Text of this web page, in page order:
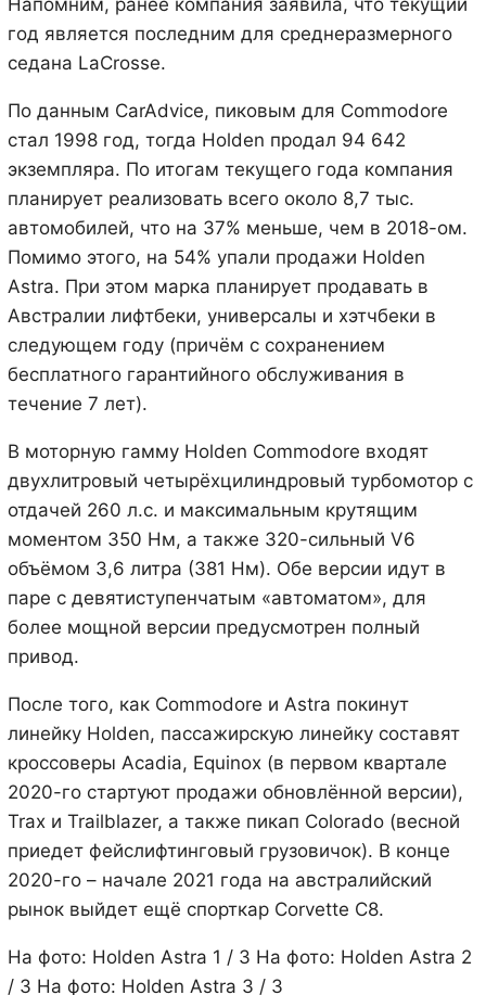
Напомним, ранее компания заявила, что текущий
год является последним для среднеразмерного
седана LaСrosse.
По данным СarAdvice, пиковым для Commodore
стал 1998 год, тогда Holden продал 94 642
экземпляра. По итогам текущего года компания
планирует реализовать всего около 8,7 тыс.
автомобилей, что на 37% меньше, чем в 2018-ом.
Помимо этого, на 54% упали продажи Holden
Astra. При этом марка планирует продавать в
Австралии лифтбеки, универсалы и хэтчбеки в
следующем году (причём с сохранением
бесплатного гарантийного обслуживания в
течение 7 лет).
В моторную гамму Holden Commodore входят
двухлитровый четырёхцилиндровый турбомотор с
отдачей 260 л.с. и максимальным крутящим
моментом 350 Нм, а также 320-сильный V6
объёмом 3,6 литра (381 Нм). Обе версии идут в
паре с девятиступенчатым «автоматом», для
более мощной версии предусмотрен полный
привод.
После того, как Commodore и Astra покинут
линейку Holden, пассажирскую линейку составят
кроссоверы Acadia, Equinox (в первом квартале
2020-го стартуют продажи обновлённой версии),
Trax и Trailblazer, а также пикап Colorado (весной
приедет фейслифтинговый грузовичок). В конце
2020-го – начале 2021 года на австралийский
рынок выйдет ещё спорткар Corvette С8.
На фото: Holden Astra 1 / 3 На фото: Holden Astra 2
/ 3 На фото: Holden Astra 3 / 3